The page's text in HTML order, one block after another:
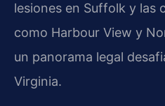
lesiones en Suffolk y las
como Harbour View y
un panorama legal
Virginia.